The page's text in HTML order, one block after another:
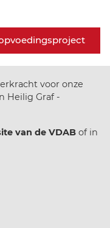
voor onze
Heilig Graf -
van de VDAB of in